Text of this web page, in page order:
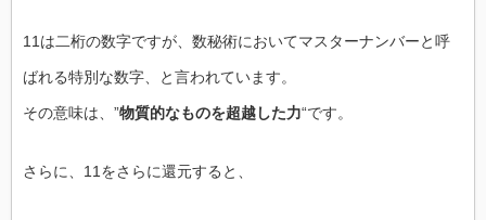
11は二桁の数字ですが、数秘術においてマスターナンバーと呼
ばれる特別な数字、と言われています。
その意味は、”物質的なものを超越した力“です。
さらに、11をさらに還元すると、